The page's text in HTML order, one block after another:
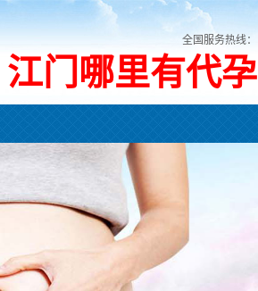
全国服务热线：
江门哪里有代孕